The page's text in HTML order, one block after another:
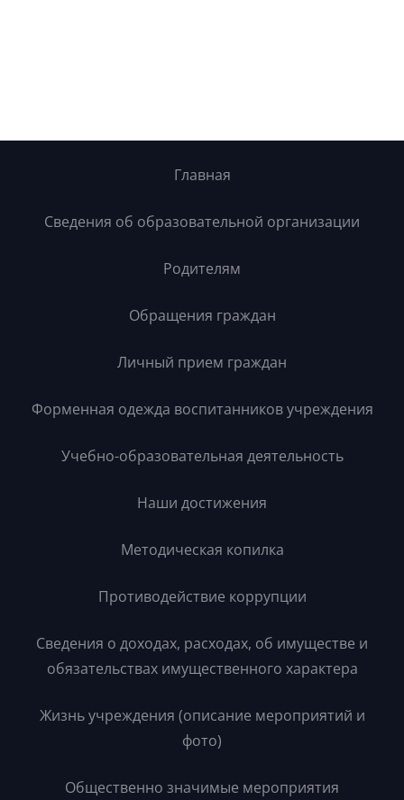
Главная
Сведения об образовательной организации
Родителям
Обращения граждан
Личный прием граждан
Форменная одежда воспитанников учреждения
Учебно-образовательная деятельность
Наши достижения
Методическая копилка
Противодействие коррупции
Сведения о доходах, расходах, об имуществе и
обязательствах имущественного характера
Жизнь учреждения (описание мероприятий и
фото)
Общественно значимые мероприятия